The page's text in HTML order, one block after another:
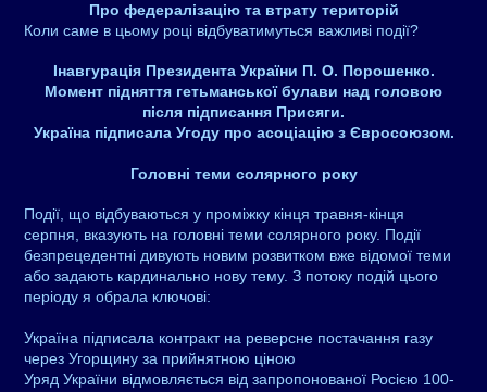
Про федералізацію та втрату територій
Коли саме в цьому році відбуватимуться важливі події?
Інавгурація Президента України П. О. Порошенко.
Момент підняття гетьманської булави над головою
після підписання Присяги.
Україна підписала Угоду про асоціацію з Євросоюзом.
Головні теми солярного року
Події, що відбуваються у проміжку кінця травня-кінця
серпня, вказують на головні теми солярного року. Події
безпрецедентні дивують новим розвитком вже відомої теми
або задають кардинально нову тему. З потоку подій цього
періоду я обрала ключові:
Україна підписала контракт на реверсне постачання газу
через Угорщину за прийнятною ціною
Уряд України відмовляється від запропонованої Росією 100-